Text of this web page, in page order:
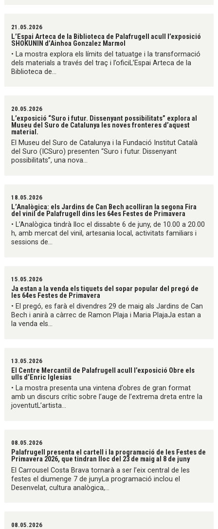
21.05.2026
L’Espai Arteca de la Biblioteca de Palafrugell acull l’exposició
SHOKUNIN d’Ainhoa Gonzalez Marmol
• La mostra explora els límits del tatuatge i la transformació
dels materials a través del traç i l’oficiL’Espai Arteca de la
Biblioteca de...
20.05.2026
L’exposició “Suro i futur. Dissenyant possibilitats” explora al
Museu del Suro de Catalunya les noves fronteres d’aquest
material.
El Museu del Suro de Catalunya i la Fundació Institut Català
del Suro (ICSuro) presenten “Suro i futur. Dissenyant
possibilitats”, una nova...
18.05.2026
L’Analògica: els Jardins de Can Bech acolliran la segona Fira
del vinil de Palafrugell dins les 64es Festes de Primavera
• L’Analògica tindrà lloc el dissabte 6 de juny, de 10.00 a 20.00
h, amb mercat del vinil, artesania local, activitats familiars i
sessions de...
15.05.2026
Ja estan a la venda els tiquets del sopar popular del pregó de
les 64es Festes de Primavera
• El pregó, es farà el divendres 29 de maig als Jardins de Can
Bech i anirà a càrrec de Ramon Plaja i Maria PlajaJa estan a
la venda els...
13.05.2026
El Centre Mercantil de Palafrugell acull l’exposició Obre els
ulls d’Enric Iglesias
• La mostra presenta una vintena d’obres de gran format
amb un discurs crític sobre l’auge de l’extrema dreta entre la
joventutL’artista...
08.05.2026
Palafrugell presenta el cartell i la programació de les Festes de
Primavera 2026, que tindran lloc del 23 de maig al 8 de juny
El Carrousel Costa Brava tornarà a ser l’eix central de les
festes el diumenge 7 de junyLa programació inclou el
Desenvelat, cultura analògica,...
08.05.2026